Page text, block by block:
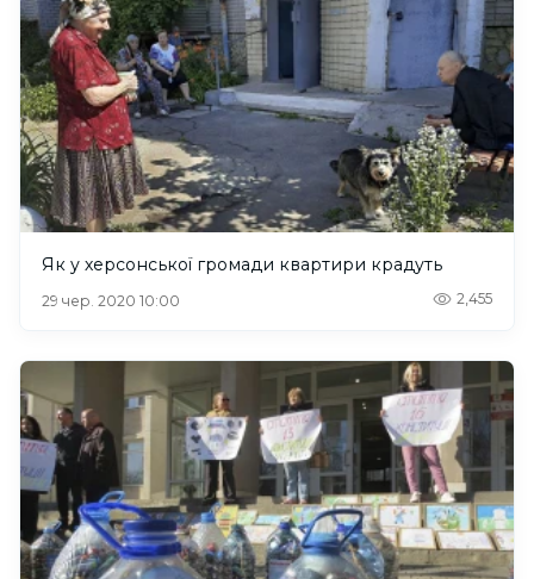
Як у херсонської громади квартири крадуть
29 чер. 2020 10:00 2,455